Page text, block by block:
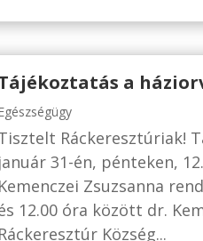
a
Ráckeresztúriak!
január 31-én, pénteken,
Kemenczei Zsuzsanna
12.00 óra között dr.
Ráckeresztúr Község...